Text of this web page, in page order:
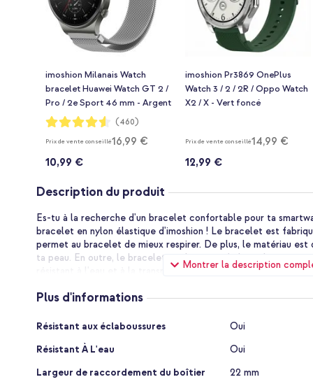
imoshion Milanais Watch
bracelet Huawei Watch GT 2 /
Pro / 2e Sport 46 mm - Argent
Notation:
91%
(460)
Prix de vente conseillé16,99 €
10,99 €
imoshion Pr3869 OnePlus
Watch 3 / 2 / 2R / Oppo Watch
X2 / X - Vert foncé
Prix de vente conseillé14,99 €
12,99 €
Description du produit
Montrer la description
Es-tu à la recherche d'un bracelet confortable pour ta
bracelet en nylon élastique d'imoshion ! Le bracelet est
permet au bracelet de mieux respirer. De plus, le matériau
ta peau. En outre, le bracelet est léger et s'adapte bien à ton
résistant à l'eau et à la transpiration, le bracelet est idéal
circonférence de ton poignet.
Matériau en nylon tissé élastique
fabriqué en nylon tissé. Le bracelet est léger et s'adapte bien
résistant à l'eau et à la transpiration. Parfait pendant les
Plus d'informations
Plus
Résistant aux éclaboussures
Oui
Résistant À L'eau
Oui
Largeur de raccordement du boîtier
22 mm